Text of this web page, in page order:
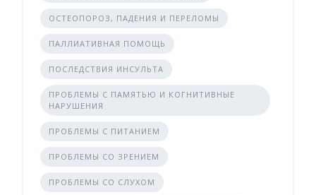
ОСТЕОПОРОЗ, ПАДЕНИЯ И ПЕРЕЛОМЫ
ПАЛЛИАТИВНАЯ ПОМОЩЬ
ПОСЛЕДСТВИЯ ИНСУЛЬТА
ПРОБЛЕМЫ С ПАМЯТЬЮ И КОГНИТИВНЫЕ
НАРУШЕНИЯ
ПРОБЛЕМЫ С ПИТАНИЕМ
ПРОБЛЕМЫ СО ЗРЕНИЕМ
ПРОБЛЕМЫ СО СЛУХОМ